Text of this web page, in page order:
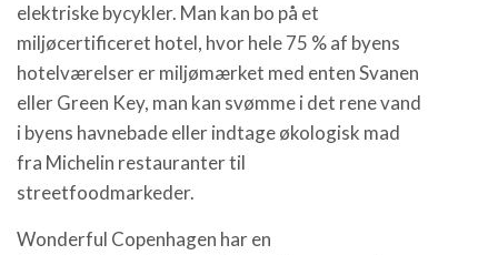
elektriske bycykler. Man kan bo på et
miljøcertificeret hotel, hvor hele 75 % af byens
hotelværelser er miljømærket med enten Svanen
eller Green Key, man kan svømme i det rene vand
i byens havnebade eller indtage økologisk mad
fra Michelin restauranter til
streetfoodmarkeder.
Wonderful Copenhagen har en